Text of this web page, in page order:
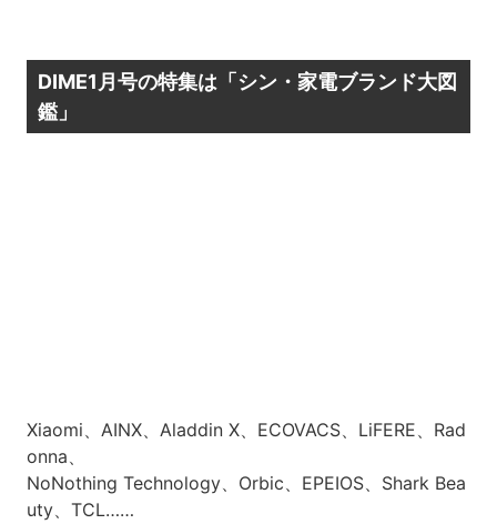
DIME1月号の特集は「シン・家電ブランド大図
鑑」
Xiaomi、AINX、Aladdin X、ECOVACS、LiFERE、Rad
onna、
NoNothing Technology、Orbic、EPEIOS、Shark Bea
uty、TCL……